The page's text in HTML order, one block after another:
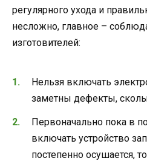
регулярного ухода и
несложно, главное –
изготовителей:
Нельзя включать
заметны дефекты,
Первоначально пока в
включать устройство
постепенно осушается,